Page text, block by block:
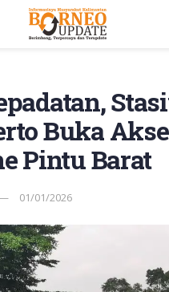
Buka
Pintu Barat
01/01/2026